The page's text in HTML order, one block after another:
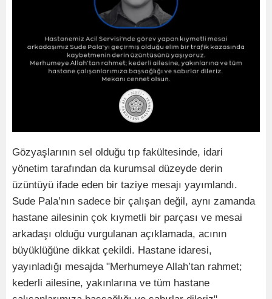
Gözyaşlarının sel olduğu tıp fakültesinde, idari
yönetim tarafından da kurumsal düzeyde derin
üzüntüyü ifade eden bir taziye mesajı yayımlandı.
Sude Pala’nın sadece bir çalışan değil, aynı zamanda
hastane ailesinin çok kıymetli bir parçası ve mesai
arkadaşı olduğu vurgulanan açıklamada, acının
büyüklüğüne dikkat çekildi. Hastane idaresi,
yayınladığı mesajda "Merhumeye Allah’tan rahmet;
kederli ailesine, yakınlarına ve tüm hastane